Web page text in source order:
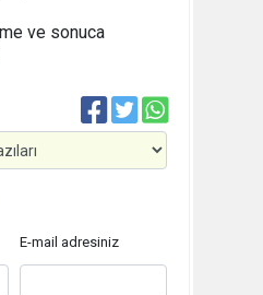
ve sonuca
E-mail adresiniz